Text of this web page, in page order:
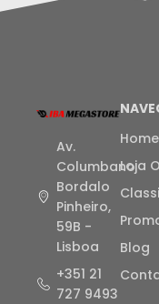
Av.
Columbano
Bordalo
Pinheiro,
59B -
Lisboa
+351 21
727 9493
Home
Loja
Blog